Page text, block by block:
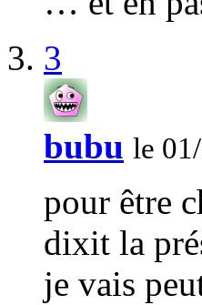
3
bubu le
pour être
dixit la
je vais